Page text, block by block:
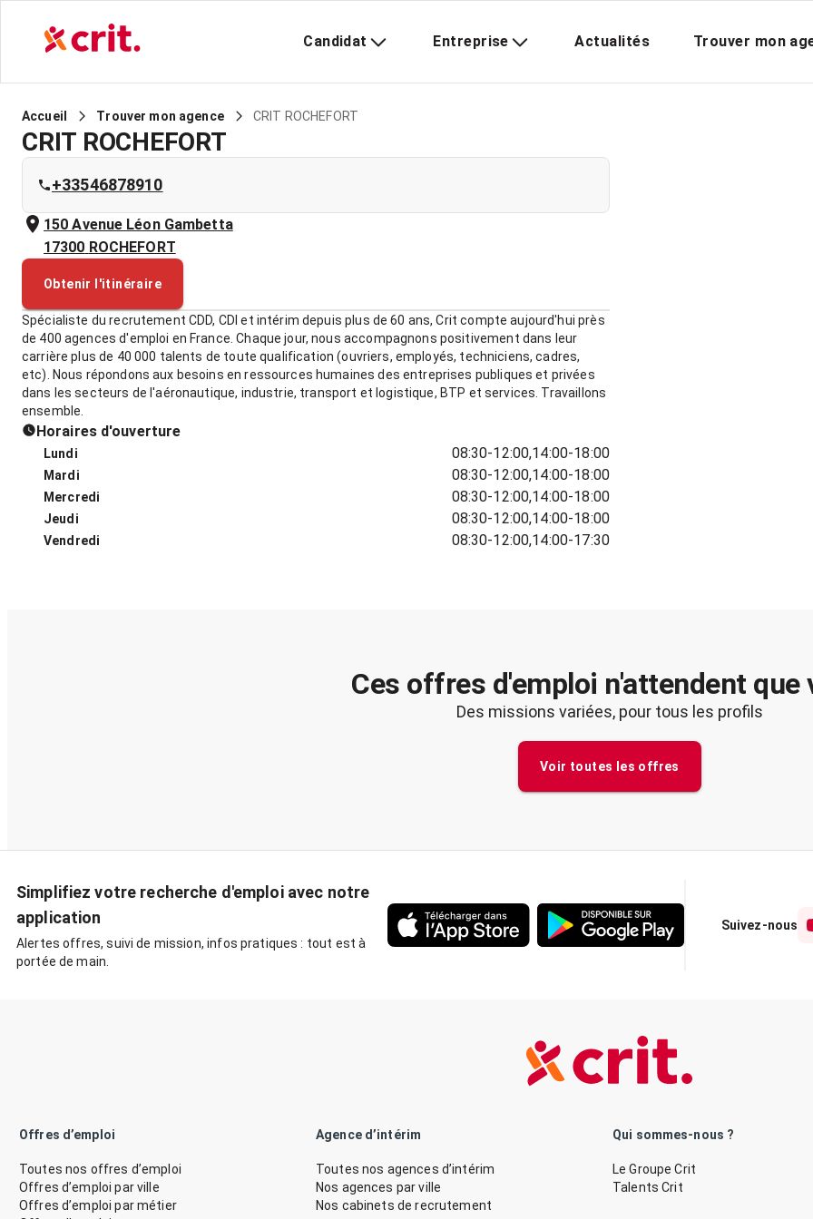
Candidat Entreprise Actualités Trouver mon
Accueil Trouver mon agence CRIT ROCHEFORT
CRIT ROCHEFORT
+33546878910
150 Avenue Léon Gambetta
17300 ROCHEFORT
Obtenir l'itinéraire
Spécialiste du recrutement CDD, CDI et intérim depuis plus de 60 ans, Crit compte aujourd'hui près
de 400 agences d'emploi en France. Chaque jour, nous accompagnons positivement dans leur
carrière plus de 40 000 talents de toute qualification (ouvriers, employés, techniciens, cadres,
etc). Nous répondons aux besoins en ressources humaines des entreprises publiques et privées
dans les secteurs de l'aéronautique, industrie, transport et logistique, BTP et services. Travaillons
ensemble.
Horaires d'ouverture
Lundi 08:30-12:00,14:00-18:00
Mardi 08:30-12:00,14:00-18:00
Mercredi 08:30-12:00,14:00-18:00
Jeudi 08:30-12:00,14:00-18:00
Vendredi 08:30-12:00,14:00-17:30
Ces offres d'emploi n'attendent que
Des missions variées, pour tous les profils
Voir toutes les offres
Simplifiez votre recherche d'emploi avec notre
application
Alertes offres, suivi de mission, infos pratiques : tout est à
portée de main.
Suivez-nous
Offres d’emploi
Toutes nos offres d’emploi
Offres d’emploi par ville
Offres d’emploi par métier
Agence d’intérim
Toutes nos agences d’intérim
Nos agences par ville
Nos cabinets de recrutement
Qui sommes-nous ?
Le Groupe Crit
Talents Crit